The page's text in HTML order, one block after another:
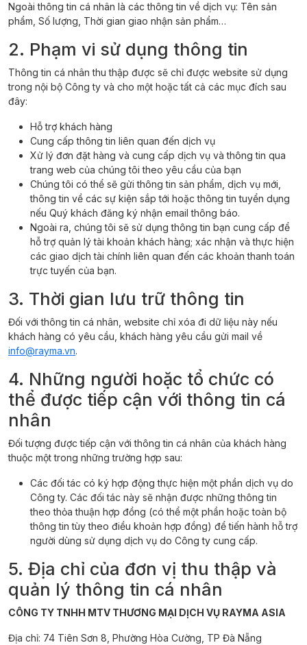
Ngoài thông tin cá nhân là các thông tin về dịch vụ: Tên sản
phẩm, Số lượng, Thời gian giao nhận sản phẩm…
2. Phạm vi sử dụng thông tin
Thông tin cá nhân thu thập được sẽ chỉ được website sử dụng
trong nội bộ Công ty và cho một hoặc tất cả các mục đích sau
đây:
Hỗ trợ khách hàng
Cung cấp thông tin liên quan đến dịch vụ
Xử lý đơn đặt hàng và cung cấp dịch vụ và thông tin qua
trang web của chúng tôi theo yêu cầu của bạn
Chúng tôi có thể sẽ gửi thông tin sản phẩm, dịch vụ mới,
thông tin về các sự kiện sắp tới hoặc thông tin tuyển dụng
nếu Quý khách đăng ký nhận email thông báo.
Ngoài ra, chúng tôi sẽ sử dụng thông tin bạn cung cấp để
hỗ trợ quản lý tài khoản khách hàng; xác nhận và thực hiện
các giao dịch tài chính liên quan đến các khoản thanh toán
trực tuyến của bạn.
3. Thời gian lưu trữ thông tin
Đối với thông tin cá nhân, website chỉ xóa đi dữ liệu này nếu
khách hàng có yêu cầu, khách hàng yêu cầu gửi mail về
info@rayma.vn.
4. Những người hoặc tổ chức có
thể được tiếp cận với thông tin cá
nhân
Đối tượng được tiếp cận với thông tin cá nhân của khách hàng
thuộc một trong những trường hợp sau:
Các đối tác có ký hợp động thực hiện một phần dịch vụ do
Công ty. Các đối tác này sẽ nhận được những thông tin
theo thỏa thuận hợp đồng (có thể một phần hoặc toàn bộ
thông tin tùy theo điều khoản hợp đồng) để tiến hành hỗ trợ
người dùng sử dụng dịch vụ do Công ty cung cấp.
5. Địa chỉ của đơn vị thu thập và
quản lý thông tin cá nhân
CÔNG TY TNHH MTV THƯƠNG MẠI DỊCH VỤ RAYMA ASIA
Địa chỉ: 74 Tiên Sơn 8, Phường Hòa Cường, TP Đà Nẵng